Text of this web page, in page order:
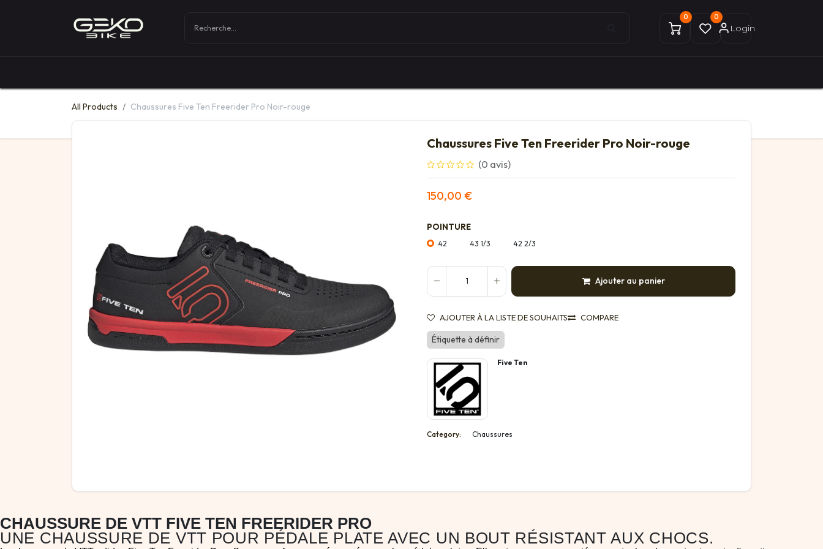
0 0
Login
All Products Chaussures Five Ten Freerider Pro Noir-rouge
Chaussures Five Ten Freerider Pro Noir-rouge
(0 avis)
150,00 €
POINTURE
42 43 1/3 42 2/3
Ajouter au panier
AJOUTER À LA LISTE DE SOUHAITS COMPARE
Étiquette à définir
Five Ten
Category: Chaussures
CHAUSSURE DE VTT FIVE TEN FREERIDER PRO
UNE CHAUSSURE DE VTT POUR PÉDALE PLATE AVEC UN BOUT RÉSISTANT AUX CHOCS.